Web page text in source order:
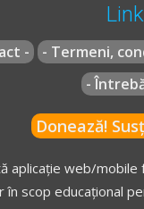
- - Termeni,
-
Donează!
aplicație web/
scop educațional